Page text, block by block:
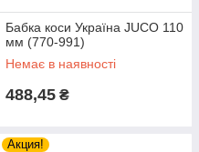
Бабка коси Україна JUCO 110
мм (770-991)
Немає в наявності
488,45 ₴
Акция!